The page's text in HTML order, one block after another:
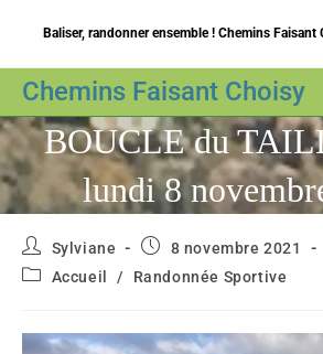
content
Baliser, randonner ensemble ! Chemins
Chemins Faisant Choisy
BOUCLE du
lundi 8
Auteur/autrice
de
la
Sylviane
Publication
8 novembre 2021
PostAccueil / Randonnée Sportive